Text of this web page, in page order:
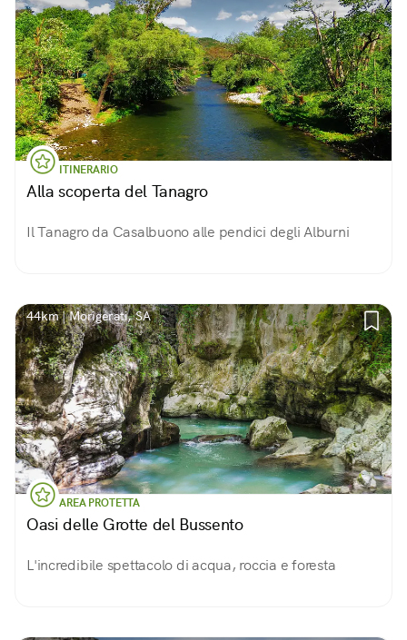
ITINERARIO
Alla scoperta del Tanagro
Il Tanagro da Casalbuono alle pendici degli Alburni
44km | Morigerati, SA
AREA PROTETTA
Oasi delle Grotte del Bussento
L'incredibile spettacolo di acqua, roccia e foresta